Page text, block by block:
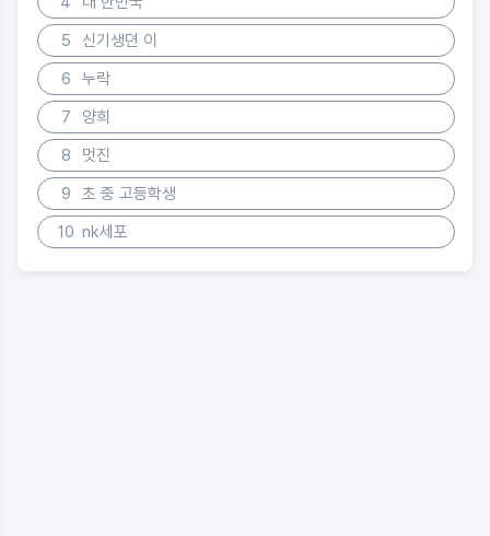
5
신기생뎐 이
6
누락
7
양희
8
멋진
9
초 중 고등학생
10 nk세포